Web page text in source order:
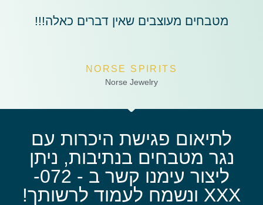
מטבחים מעוצבים שאין דברים כאלה!!!
NORSE SPIRITS
Norse Jewelry
לתיאום פגישת היכרות עם
נגר מטבחים בנתיבות, ניתן
ליצור עימנו קשר ב - 072-
XXX ונשמח לעמוד לרשותך!